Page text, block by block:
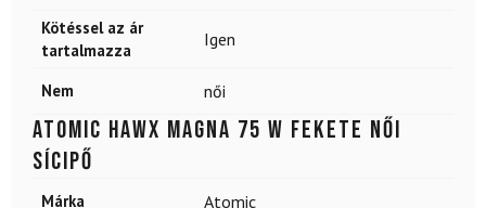
Kötéssel az ár
tartalmazza
Igen
Nem női
ATOMIC Hawx Magna 75 W Fekete női
sícipő
Márka Atomic